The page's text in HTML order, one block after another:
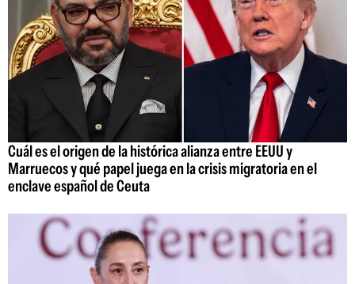
Cuál es el origen de la histórica alianza entre EEUU y
Marruecos y qué papel juega en la crisis migratoria en el
enclave español de Ceuta